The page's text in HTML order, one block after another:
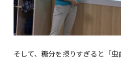
そして、糖分を摂りすぎると「